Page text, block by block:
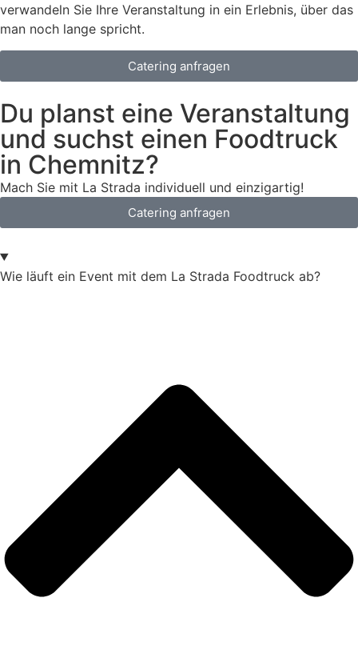
verwandeln Sie Ihre Veranstaltung in ein Erlebnis, über das
man noch lange spricht.
Catering anfragen
Du planst eine Veranstaltung
und suchst einen Foodtruck
in Chemnitz?
Mach Sie mit La Strada individuell und einzigartig!
Catering anfragen
Wie läuft ein Event mit dem La Strada Foodtruck ab?